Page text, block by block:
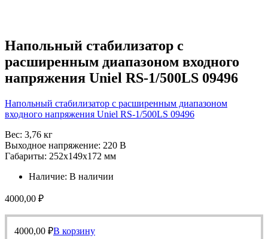
Напольный стабилизатор с
расширенным диапазоном входного
напряжения Uniel RS-1/500LS 09496
Напольный стабилизатор с расширенным диапазоном
входного напряжения Uniel RS-1/500LS 09496
Вес: 3,76 кг
Выходное напряжение: 220 В
Габариты: 252х149х172 мм
Наличие: В наличии
4000,00 ₽
4000,00 ₽В корзину